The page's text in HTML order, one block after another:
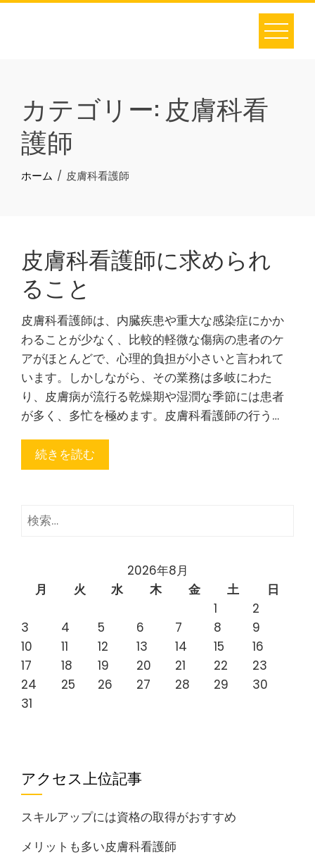
Skip
カテゴリー: 皮膚科看
護師
ホーム 皮膚科看護師
皮膚科看護師に求められ
ること
皮膚科看護師は、内臓疾患や重大な感染症にかか
わることが少なく、比較的軽微な傷病の患者のケ
アがほとんどで、心理的負担が小さいと言われて
います。しかしながら、その業務は多岐にわた
り、皮膚病が流行る乾燥期や湿潤な季節には患者
が多く、多忙を極めます。皮膚科看護師の行う…
続きを読む
検
2026年8月
月
火 水 木 金 土
日
1
2
3
4 5 6 7 8
9
10
11 12 13 14 15
16
17
18 19 20 21 22
23
24
25 26 27 28 29
30
31
アクセス上位記事
スキルアップには資格の取得がおすすめ
メリットも多い皮膚科看護師